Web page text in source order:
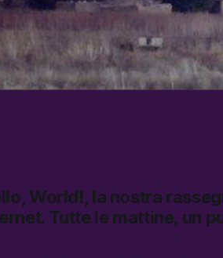
World!, la nostra
Tutte le mattine, un